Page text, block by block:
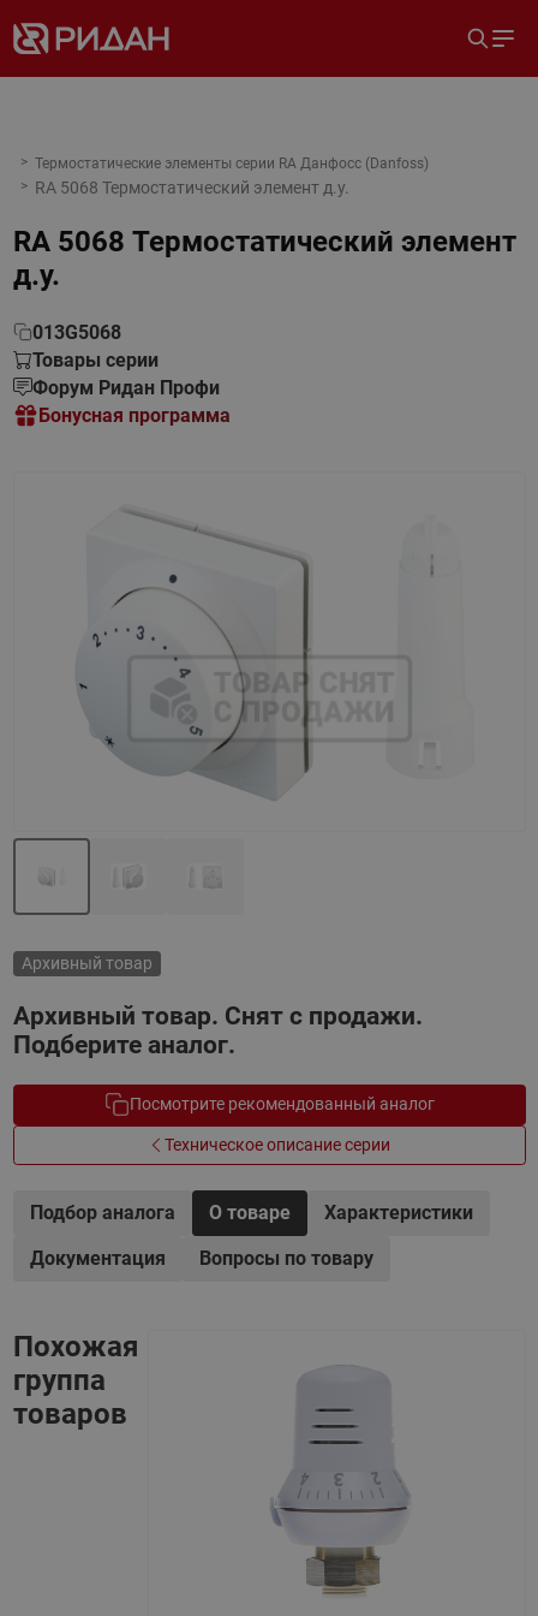
Термостатические элементы серии RA Данфосс (Danfoss)
RA 5068 Термостатический элемент д.у.
RA 5068 Термостатический элемент
д.у.
013G5068
Товары серии
Форум Ридан Профи
Бонусная программа
Архивный товар
Архивный товар. Снят с продажи.
Подберите аналог.
Посмотрите рекомендованный аналог
Техническое описание серии
Подбор аналога О товаре
Характеристики
Документация
Вопросы по товару
Похожая
группа
товаров